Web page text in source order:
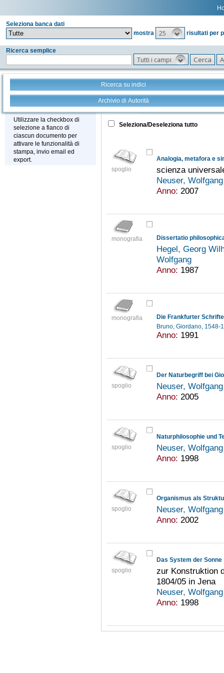
Seleziona banca dati
mostra
25 risultati per
Ricerca semplice
Tutti i campi
Ricerca su indici
Archivio di Autorità
Stampa - Email - Export
Utilizzare la checkbox di
selezione a fianco di
ciascun documento per
attivare le funzionalità di
stampa, invio email ed
export.
Tutto +
Seleziona/Deseleziona tutto
spoglio
Analogia, metafora e
scienza
Neuser,
Anno: 2007
monografia Dissertatio
Hegel, Georg
Wolfgang
Anno: 1987
monografia
Bruno, Giordano, 1548-
Anno: 1991
spoglio
Der Naturbegriff bei
Neuser,
Anno: 2005
spoglio
Neuser,
Anno: 1998
spoglio
Neuser,
Anno: 2002
spoglio
Das System der Sonne
zur Konstruktion
1804/05 in Jena
Neuser,
Anno: 1998